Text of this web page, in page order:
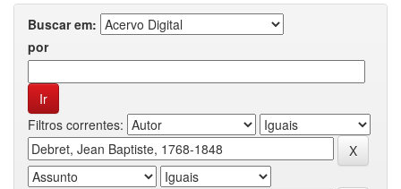
Buscar em:
por
Filtros correntes: